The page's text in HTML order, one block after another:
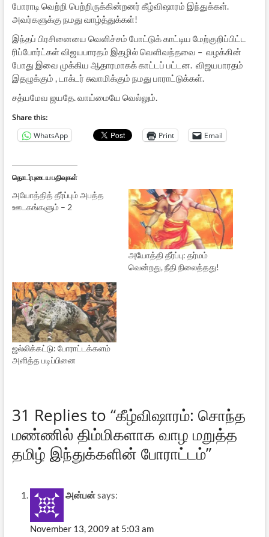
போராடி வெற்றி பெற்றிருக்கின்றனர் கீழ்விஷாரம் இந்துக்கள்.
அவர்களுக்கு நமது வாழ்த்துக்கள்!
இந்தப் பிரசினையை வெளிச்சம் போட்டுக் காட்டிய மேற்குறிப்பிட்ட
ரிப்போர்ட்கள் விஜயபாரதம் இதழில் வெளிவந்தவை – வழக்கின்
போது இவை முக்கிய ஆதாரமாகக் காட்டப் பட்டன. விஜயபாரதம்
இதழுக்கும் , டாக்டர் சுவாமிக்கும் நமது பாராட்டுக்கள்.
சத்யமேவ ஜயதே. வாய்மையே வெல்லும்.
Share this:
WhatsApp
Print Email
தொடர்புடைய பதிவுகள்
அயோத்தித் தீர்ப்பும் அபத்த
ஊடகங்களும் – 2
அயோத்தி தீர்ப்பு: தர்மம்
வென்றது, நீதி நிலைத்தது!
ஜல்லிக்கட்டு: போராட்டக்களம்
அளித்த படிப்பினை
31 Replies to “கீழ்விஷாரம்: சொந்த
மண்ணில் திம்மிகளாக வாழ மறுத்த
தமிழ் இந்துக்களின் போராட்டம்”
அன்பன்says:
November 13, 2009 at 5:03 am